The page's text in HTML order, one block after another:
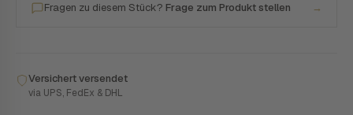
Fragen zu diesem Stück? Frage zum Produkt stellen →
Versichert versendet
via UPS, FedEx & DHL